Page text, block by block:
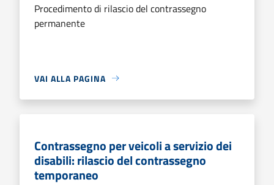
Procedimento di rilascio del contrassegno
permanente
VAI ALLA PAGINA
Contrassegno per veicoli a servizio dei
disabili: rilascio del contrassegno
temporaneo